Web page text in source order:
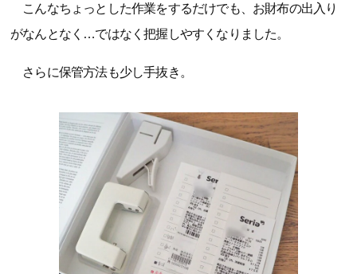
こんなちょっとした作業をするだけでも、お財布の出入り
がなんとなく…ではなく把握しやすくなりました。
さらに保管方法も少し手抜き。